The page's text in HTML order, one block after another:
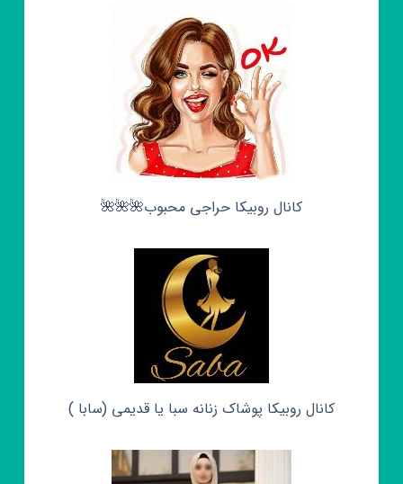
کانال روبیکا حراجی محبوب🌺🌺🌺
کانال روبیکا پوشاک زنانه سبا یا قدیمی (سابا )